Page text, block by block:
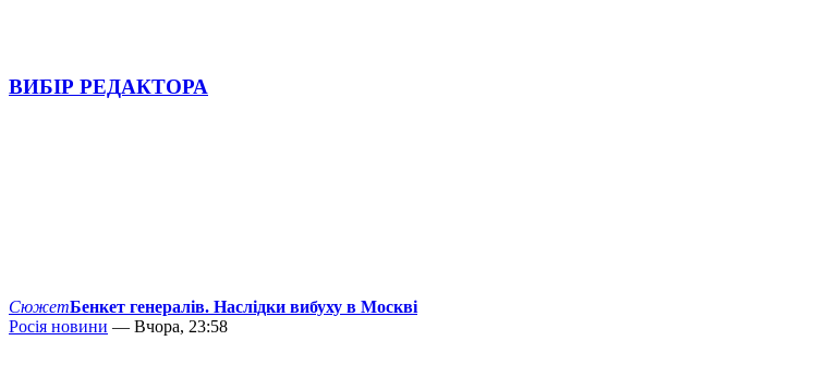
ВИБІР РЕДАКТОРА
СюжетБенкет генералів. Наслідки вибуху в Москві
Росія новини — Вчора, 23:58